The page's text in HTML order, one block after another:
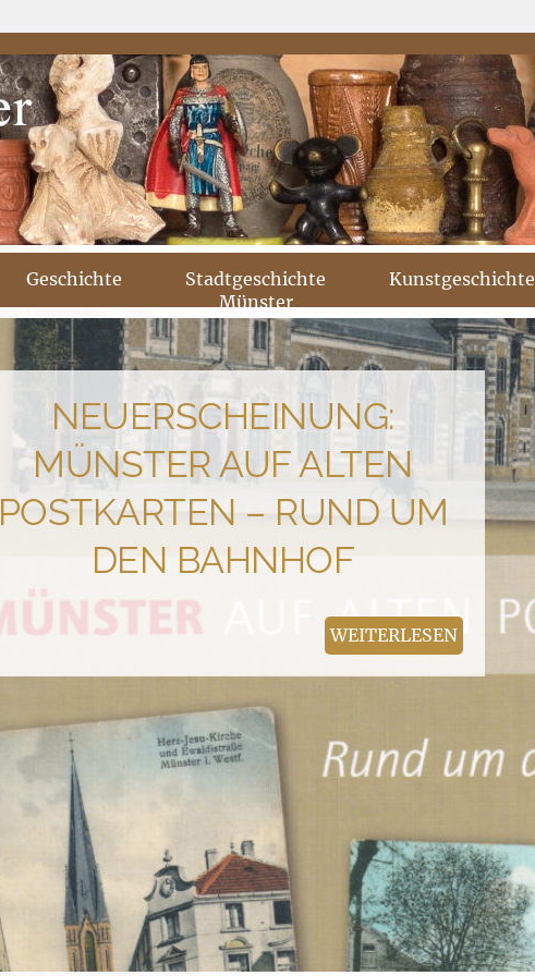
Geschichte
Stadtgeschichte
Münster
Kunstgeschichte
NEUERSCHEINUNG:
MÜNSTER AUF ALTEN
POSTKARTEN – RUND UM
DEN BAHNHOF
WEITERLESEN